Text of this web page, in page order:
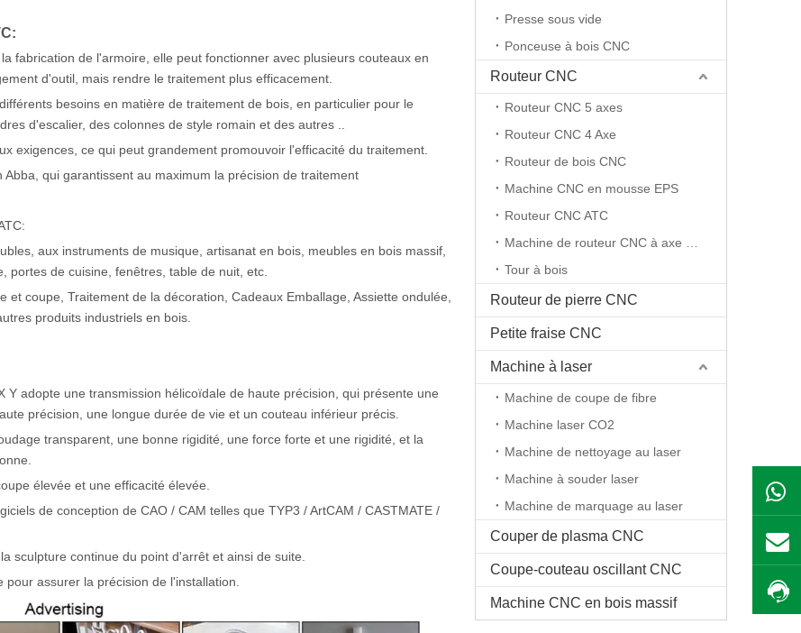
fabrication de l'armoire, elle peut fonctionner avec plusieurs couteaux en
d'outil, mais rendre le traitement plus efficacement.
besoins en matière de traitement de bois, en particulier pour le
d'escalier, des colonnes de style romain et des autres ..
exigences, ce qui peut grandement promouvoir l'efficacité du traitement.
qui garantissent au maximum la précision de traitement
aux instruments de musique, artisanat en bois, meubles en bois massif,
portes de cuisine, fenêtres, table de nuit, etc.
coupe, Traitement de la décoration, Cadeaux Emballage, Assiette ondulée,
produits industriels en bois.
adopte une transmission hélicoïdale de haute précision, qui présente une
précision, une longue durée de vie et un couteau inférieur précis.
transparent, une bonne rigidité, une force forte et une rigidité, et la
élevée et une efficacité élevée.
de conception de CAO / CAM telles que TYP3 / ArtCAM / CASTMATE /
sculpture continue du point d'arrêt et ainsi de suite.
assurer la précision de l'installation.
Presse sous vide
Ponceuse à bois CNC
Routeur CNC
Routeur CNC 5 axes
Routeur CNC 4 Axe
Routeur de bois CNC
Machine CNC en mousse EPS
Routeur CNC ATC
Tour à bois
Routeur de pierre CNC
Petite fraise CNC
Machine à laser
Machine de coupe de fibre
Machine laser CO2
Machine de nettoyage au laser
Machine à souder laser
Machine de marquage au laser
Couper de plasma CNC
Coupe-couteau oscillant CNC
Machine CNC en bois massif